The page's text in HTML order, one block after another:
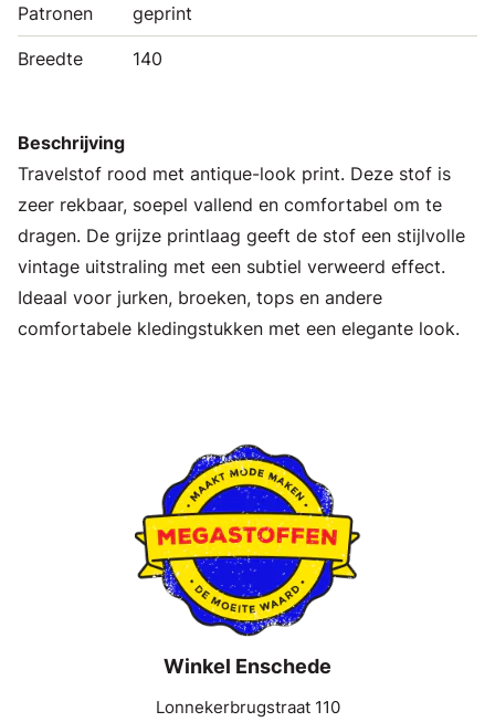
Patronen geprint
Breedte 140
Beschrijving
Travelstof rood met antique-look print. Deze stof is
zeer rekbaar, soepel vallend en comfortabel om te
dragen. De grijze printlaag geeft de stof een stijlvolle
vintage uitstraling met een subtiel verweerd effect.
Ideaal voor jurken, broeken, tops en andere
comfortabele kledingstukken met een elegante look.
Winkel Enschede
Lonnekerbrugstraat 110